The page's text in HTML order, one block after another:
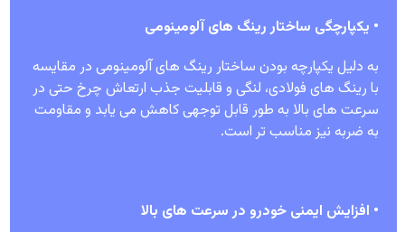
• یکپارچگی ساختار رینگ های آلومینومی
به دلیل یکپارچه بودن ساختار رینگ های آلومینومی در مقایسه
با رینگ های فولادی، لنگی و قابلیت جذب ارتعاش چرخ حتی در
سرعت های بالا به طور قابل توجهی کاهش می یابد و مقاومت
به ضربه نیز مناسب تر است.
• افزایش ایمنی خودرو در سرعت های بالا